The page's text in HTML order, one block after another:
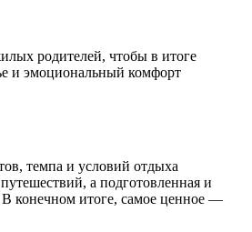
родителей, чтобы в итоге
и эмоциональный комфорт
темпа и условий отдыха
а подготовленная и
В конечном итоге, самое ценное —